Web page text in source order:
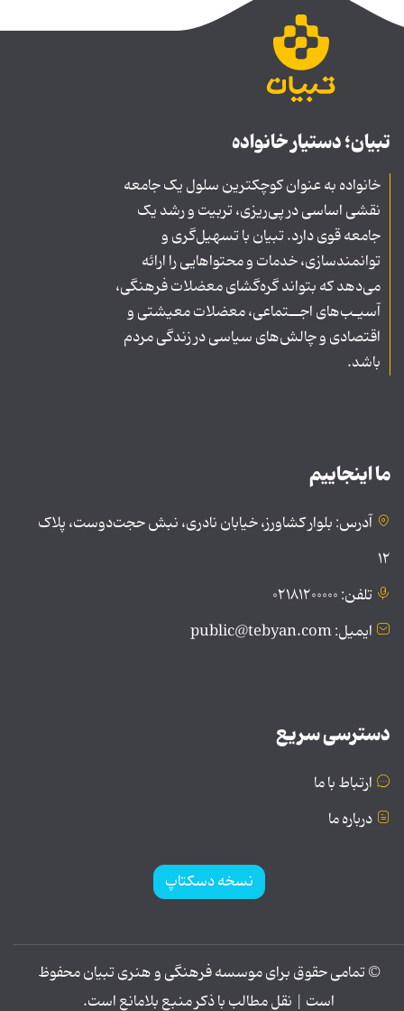
تبیان؛ دستیار خانواده
خانواده به عنوان کوچکترین سلول یک جامعه
نقشی اساسی در پی‌ریزی، تربیت و رشد یک
جامعه قوی دارد. تبیان با تسهیل‌گری و
توانمندسازی، خدمات و محتواهایی را ارائه
می‌دهد که بتواند گره‌گشای معضلات فرهنگی،
آسیـب‌های اجــتماعی، معضلات معیشتی و
اقتصادی و چالش‌های سیاسی در زندگی مردم
باشد.
ما اینجاییم
آدرس: بلوار کشاورز، خیابان نادری، نبش حجت‌دوست، پلاک
۱۲
تلفن: ۰۲۱۸۱۲۰۰۰۰۰
ایمیل: public@tebyan.com
دسترسی سریع
ارتباط با ما
درباره ما
نسخه دسکتاپ
© تمامی حقوق برای موسسه فرهنگی و هنری تبیان محفوظ
است | نقل مطالب با ذکر منبع بلامانع است.